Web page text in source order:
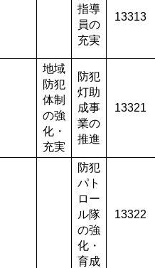
指導
員の
充実
13313
地域
防犯
体制
の強
化・
充実
防犯
灯助
成事
業の
推進
13321
防犯
パト
ロー
ル隊
の強
化・
育成
13322